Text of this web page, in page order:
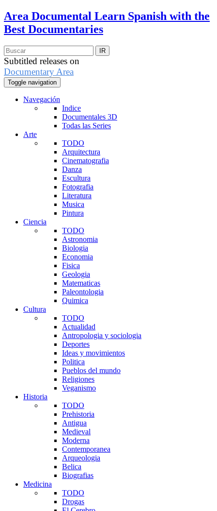
Area Documental Learn Spanish with the
Best Documentaries
Subtitled releases on
Documentary Area
Toggle navigation
Navegación
Indice
Documentales 3D
Todas las Series
Arte
TODO
Arquitectura
Cinematografia
Danza
Escultura
Fotografia
Literatura
Musica
Pintura
Ciencia
TODO
Astronomia
Biologia
Economia
Fisica
Geologia
Matematicas
Paleontologia
Quimica
Cultura
TODO
Actualidad
Antropologia y sociologia
Deportes
Ideas y movimientos
Politica
Pueblos del mundo
Religiones
Veganismo
Historia
TODO
Prehistoria
Antigua
Medieval
Moderna
Contemporanea
Arqueologia
Belica
Biografias
Medicina
TODO
Drogas